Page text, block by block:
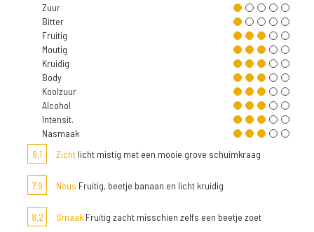
Zuur
Bitter
Fruitig
Moutig
Kruidig
Body
Koolzuur
Alcohol
Intensit.
Nasmaak
8,1
Zicht licht mistig met een mooie grove schuimkraag
7,9 Neus Fruitig, beetje banaan en licht kruidig
8,2 Smaak Fruitig zacht misschien zelfs een beetje zoet